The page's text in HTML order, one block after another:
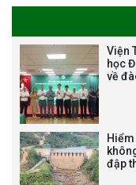
Viện
học
về
đập